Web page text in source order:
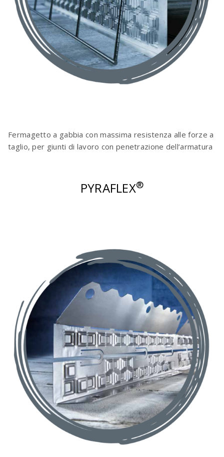
Fermagetto a gabbia con massima resistenza alle forze a
taglio, per giunti di lavoro con penetrazione dell’armatura
PYRAFLEX®